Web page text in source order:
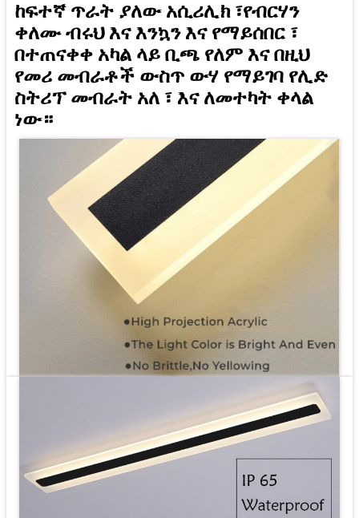
ከፍተኛ ጥራት ያለው አሲሪሊክ ፣የብርሃን
ቀለሙ ብሩህ እና እንኳን እና የማይሰበር ፣
በተጠናቀቀ አካል ላይ ቢጫ የለም እና በዚህ
የመሪ መብራቶች ውስጥ ውሃ የማይገባ የሊድ ​​
ስትሪፕ መብራት አለ ፣ እና ለመተካት ቀላል
ነው።